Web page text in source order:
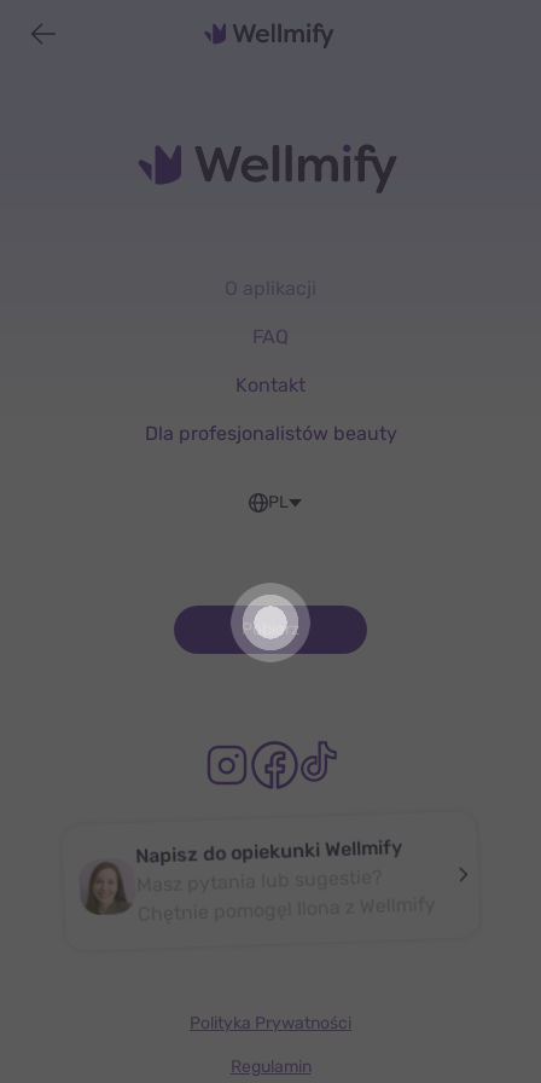
O aplikacji
FAQ
Kontakt
Dla profesjonalistów beauty
PL
Pobierz
Napisz do opiekunki Wellmify
Polityka Prywatności
Regulamin